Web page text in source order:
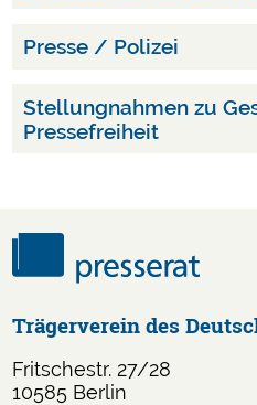
Presse / Polizei
Stellungnahmen zu
Pressefreiheit
Trägerverein des
Fritschestr. 27/28
10585 Berlin